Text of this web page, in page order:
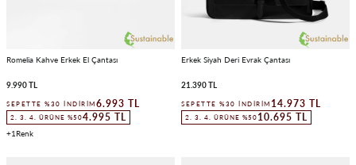
Romelia Kahve Erkek El Çantası
9.990 TL
SEPETTE %30 İNDIRIM 6.993 TL
2. 3. 4. ÜRÜNE %504.995 TL
1
Erkek Siyah Deri Evrak Çantası
21.390 TL
SEPETTE %30 İNDIRIM 14.973 TL
2. 3. 4. ÜRÜNE %50 10.695 TL